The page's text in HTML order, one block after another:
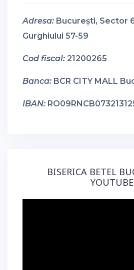
Adresa: București, Sector
Gurghiului 57-59
Cod fiscal: 21200265
Banca: BCR CITY MALL
IBAN:
BISERICA BETEL
YOUTUBE